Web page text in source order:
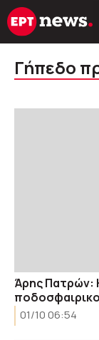
Μετάβαση
σε
Γήπεδο
Άρης Πατρών:
01/10 06:54